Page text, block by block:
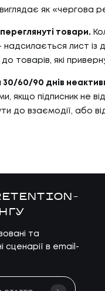
виглядає як «чергова
товари.
лист із
товарів, які
30/60/90 днів
якщо підписник не
до взаємодії, або
та
сценарії в email-